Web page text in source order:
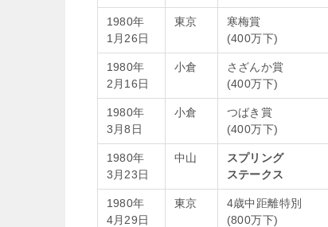
1980年
1月26日
東京
寒梅賞
(400万下)
1980年
2月16日
小倉
さざんか賞
(400万下)
1980年
3月8日
小倉
つばき賞
(400万下)
1980年
3月23日
中山
スプリング
ステークス
1980年
4月29日
東京
4歳中距離特別
(800万下)